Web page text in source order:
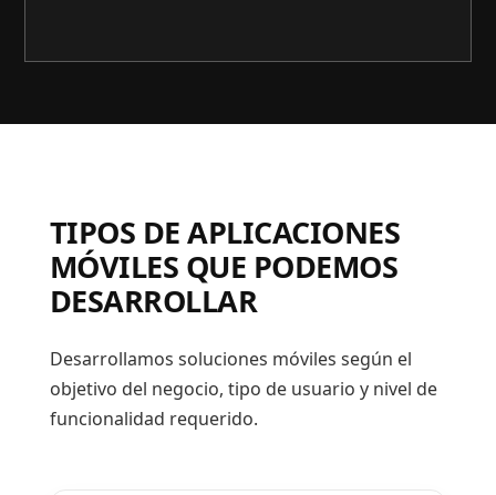
TIPOS DE APLICACIONES
MÓVILES QUE PODEMOS
DESARROLLAR
Desarrollamos soluciones móviles según el
objetivo del negocio, tipo de usuario y nivel de
funcionalidad requerido.